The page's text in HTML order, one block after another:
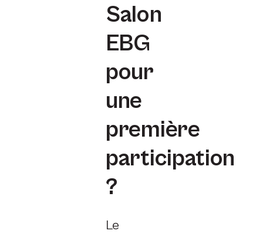
Salon
EBG
pour
une
première
participation
?
Le